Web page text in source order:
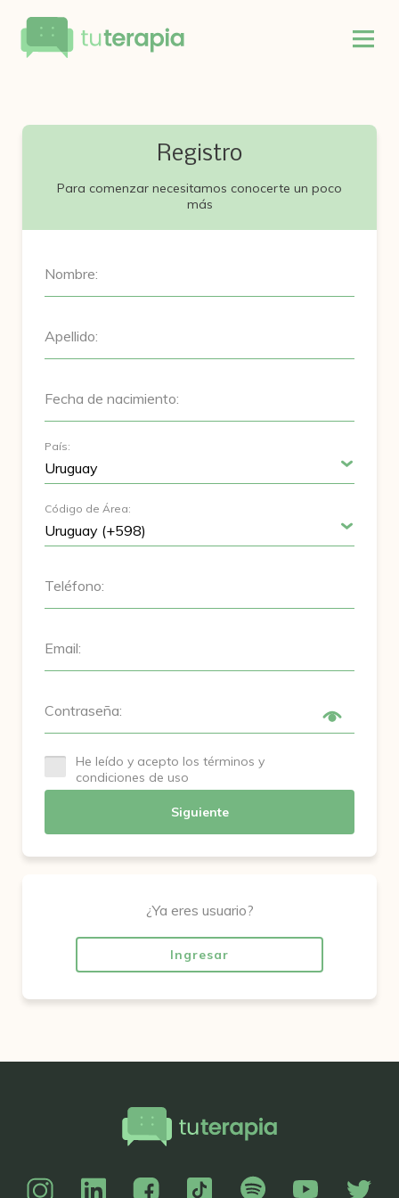
Registro
Para comenzar necesitamos conocerte un poco
más
Nombre:
Apellido:
Fecha de nacimiento:
País:
Código de Área:
Teléfono:
Email:
Contraseña:
He leído y acepto los términos y
condiciones de uso
Siguiente
¿Ya eres usuario?
Ingresar